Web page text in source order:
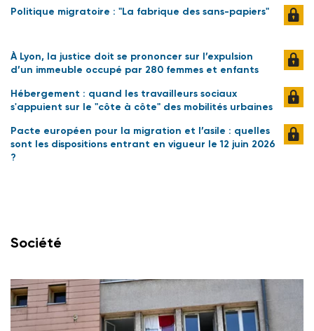
Politique migratoire : "La fabrique des sans-papiers"
À Lyon, la justice doit se prononcer sur l’expulsion
d’un immeuble occupé par 280 femmes et enfants
Hébergement : quand les travailleurs sociaux
s'appuient sur le "côte à côte" des mobilités urbaines
Pacte européen pour la migration et l’asile : quelles
sont les dispositions entrant en vigueur le 12 juin 2026
?
Société